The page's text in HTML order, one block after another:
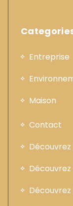
Entreprise
Maison
Contact